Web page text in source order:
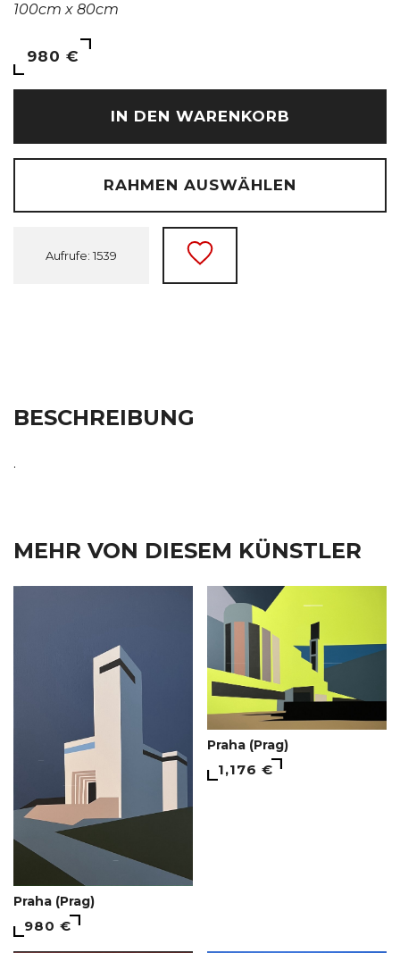
100cm x 80cm
980 €
IN DEN WARENKORB
RAHMEN AUSWÄHLEN
Aufrufe: 1539
BESCHREIBUNG
.
MEHR VON DIESEM KÜNSTLER
Praha (Prag)
980 €
Praha (Prag)
1,176 €